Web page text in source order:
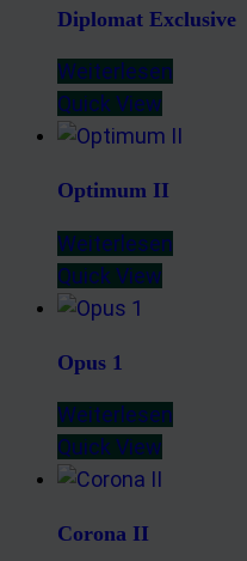
Diplomat Exclusive
Weiterlesen
Quick View
Optimum II
Weiterlesen
Quick View
Opus 1
Weiterlesen
Quick View
Corona II